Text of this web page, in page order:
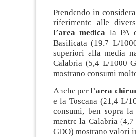
Prendendo in
riferimento alle
l’area medica la PA
Basilicata (19,7 L/
superiori alla media
Calabria (5,4 L/1000
mostrano consumi
Anche per l’area
e la Toscana (21,4 L/
consumi, ben sopra
mentre la Calabria
GDO) mostrano valori